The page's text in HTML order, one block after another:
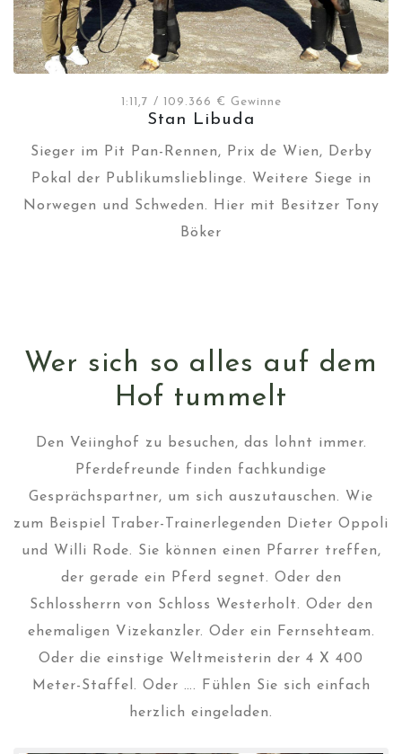
1:11,7 / 109.366 € Gewinne
Stan Libuda
Sieger im Pit Pan-Rennen, Prix de Wien, Derby
Pokal der Publikumslieblinge. Weitere Siege in
Norwegen und Schweden. Hier mit Besitzer Tony
Böker
Wer sich so alles auf dem
Hof tummelt
Den Veiinghof zu besuchen, das lohnt immer.
Pferdefreunde finden fachkundige
Gesprächspartner, um sich auszutauschen. Wie
zum Beispiel Traber-Trainerlegenden Dieter Oppoli
und Willi Rode. Sie können einen Pfarrer treffen,
der gerade ein Pferd segnet. Oder den
Schlossherrn von Schloss Westerholt. Oder den
ehemaligen Vizekanzler. Oder ein Fernsehteam.
Oder die einstige Weltmeisterin der 4 X 400
Meter-Staffel. Oder …. Fühlen Sie sich einfach
herzlich eingeladen.